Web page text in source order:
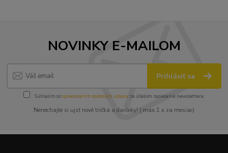
NOVINKY E-MAILOM
Prihlásiť sa
Súhlasím sospracovaním osobných údajov za účelom zasielania newslettera.
Nenechajte si ujsť nové tričká a darčeky! ( max.1 x za mesiac)